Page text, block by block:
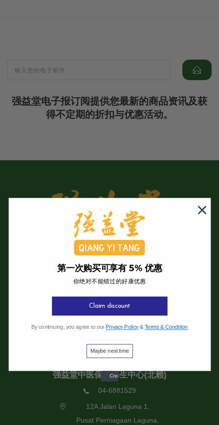
强益堂电子报订阅提供您最新的商品资讯及获
得不定期的折扣与优惠活动。
强益堂全息中医诊所
强益堂全息中医诊所(槟岛)
04-2832108
11600 Pulau Pinang.
09:30 AM - 6:00 PM
强益堂中医保健养生中心(北赖)
04-6881529
12A Jalan Laguna 1,
Pusat Perniagaan Laguna,
第一次购买可享有 5% 优惠
你绝对不能错过的好康优惠
Claim discount
By continuing, you agree to our Privacy Policy&Terms & Condition
Maybe next time